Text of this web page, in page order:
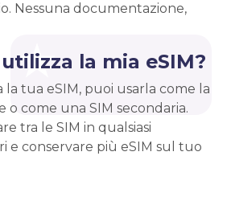
Nessuna documentazione,
la mia eSIM?
tua eSIM, puoi usarla come la
o come una SIM secondaria.
tra le SIM in qualsiasi
e conservare più eSIM sul tuo